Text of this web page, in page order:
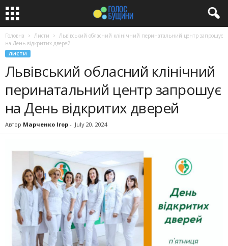
Головна Листи
Львівський обласний клінічний перинатальний центр запрошує
на День відкритих дверей
ЛИСТИ
Львівський обласний клінічний
перинатальний центр запрошує
на День відкритих дверей
Автор Марченко Ігор - July 20, 2024